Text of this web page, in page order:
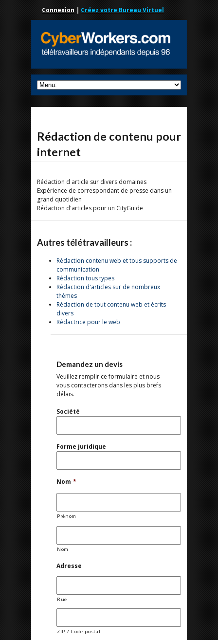
Connexion | Créez votre Bureau Virtuel
Rédaction de contenu pour
internet
Rédaction d article sur divers domaines
Expérience de correspondant de presse dans un
grand quotidien
Rédaction d'articles pour un CityGuide
Autres télétravailleurs :
Rédaction contenu web et tous supports de
communication
Rédaction tous types
Rédaction d'articles sur de nombreux
thèmes
Rédaction de tout contenu web et écrits
divers
Rédactrice pour le web
Demandez un devis
Veuillez remplir ce formulaire et nous
vous contacterons dans les plus brefs
délais.
Société
Forme juridique
Nom *
Prénom
Nom
Adresse
Rue
ZIP / Code postal